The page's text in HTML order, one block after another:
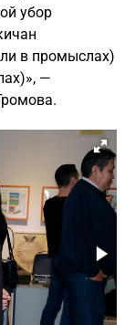
убор
в промыслах)
—